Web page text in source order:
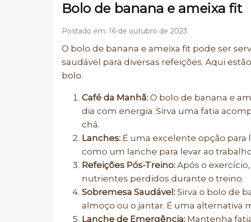
Bolo de banana e ameixa fit
Postado em: 16 de outubro de 2023
O bolo de banana e ameixa fit pode ser
saudável para diversas refeições. Aqui
bolo:
Café da Manhã: O bolo de banana e
dia com energia. Sirva uma fatia
chá.
Lanches: É uma excelente opção para
como um lanche para levar ao
Refeições Pós-Treino: Após o
nutrientes perdidos durante o treino.
Sobremesa Saudável: Sirva o bolo de
almoço ou o jantar. É uma alternativa
Lanche de Emergência: Mantenha